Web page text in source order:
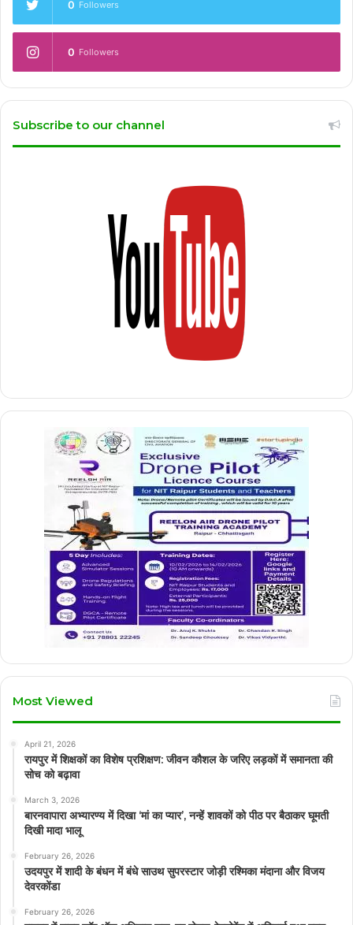
0 Followers
0 Followers
Subscribe to our channel
Most Viewed
April 21, 2026
रायपुर में शिक्षकों का विशेष प्रशिक्षण: जीवन कौशल के जरिए लड़कों में समानता की
सोच को बढ़ावा
March 3, 2026
बारनवापारा अभ्यारण्य में दिखा ‘मां का प्यार’, नन्हें शावकों को पीठ पर बैठाकर घूमती
दिखी मादा भालू
February 26, 2026
उदयपुर में शादी के बंधन में बंधे साउथ सुपरस्टार जोड़ी रश्मिका मंदाना और विजय
देवरकोंडा
February 26, 2026